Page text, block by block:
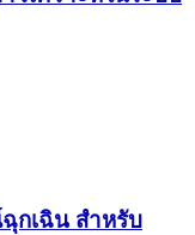
กเฉิน สำหรับ